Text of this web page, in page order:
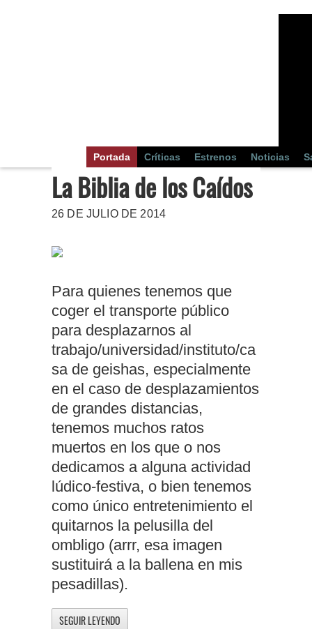
Portada Críticas Estrenos Noticias
La Biblia de los Caídos
26 DE JULIO DE 2014
Para quienes tenemos que
coger el transporte público
para desplazarnos al
trabajo/universidad/instituto/ca
sa de geishas, especialmente
en el caso de desplazamientos
de grandes distancias,
tenemos muchos ratos
muertos en los que o nos
dedicamos a alguna actividad
lúdico-festiva, o bien tenemos
como único entretenimiento el
quitarnos la pelusilla del
ombligo (arrr, esa imagen
sustituirá a la ballena en mis
pesadillas).
SEGUIR LEYENDO